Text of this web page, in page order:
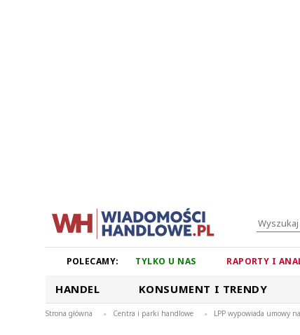
POLECAMY: TYLKO U NAS RAPORTY I
HANDEL KONSUMENT I TRENDY
Strona główna > Centra i parki handlowe > LPP wypowiada umowy